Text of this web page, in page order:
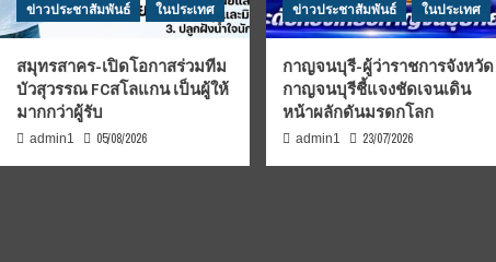
ข่าวประชาสัมพันธ์ ในประเทศ
สมุทรสาคร-เปิดโอกาสร่วมทีม
บัวสุวรรณ FCสโลแกน เป็นผู้ให้
มากกว่าผู้รับ
admin1 05/08/2026
ข่าวประชาสัมพันธ์ ในประเทศ
กาญจนบุรี-ผู้ว่าราชการจังหวัด
กาญจนบุรีชี้แจงชัดเจนเดิน
หน้าผลักดันมรดกโลก
admin1 23/07/2026